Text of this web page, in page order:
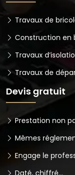
Travaux de
Construction en
Travaux
Travaux de
Devis gratuit
Prestation non
Mêmes
Engage le
Daté, chiffré…